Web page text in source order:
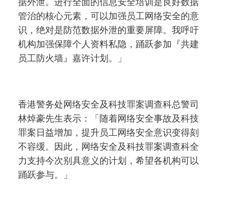
据外泄。进行全面的信息安全培训是良好数据
管治的核心元素，可以加强员工网络安全的意
识，绝对是防范数据外泄的重要屏障。我呼吁
机构加强保障个人资料私隐，踊跃参加『共建
员工防火墙』嘉许计划。」
香港警务处网络安全及科技罪案调查科总警司
林焯豪先生表示：「随着网络安全事故及科技
罪案日益增加，提升员工网络安全意识变得刻
不容缓。因此，网络安全及科技罪案调查科全
力支持今次别具意义的计划，希望各机构可以
踊跃参与。」